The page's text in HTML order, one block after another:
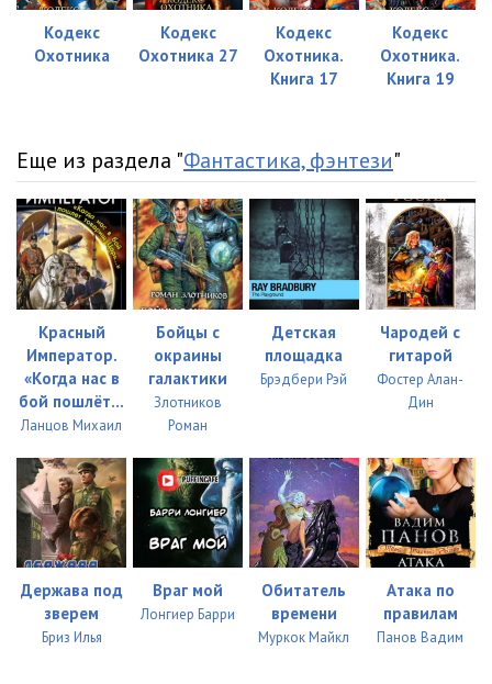
Кодекс
Охотника
Кодекс
Охотника 27
Кодекс
Охотника.
Книга 17
Кодекс
Охотника.
Книга 19
Еще из раздела "Фантастика, фэнтези"
Красный
Император.
«Когда нас в
бой пошлёт...
Ланцов Михаил
Бойцы с
окраины
галактики
Злотников
Роман
Детская
площадка
Брэдбери Рэй
Чародей с
гитарой
Фостер Алан-
Дин
Держава под
зверем
Бриз Илья
Враг мой
Лонгиер Барри
Обитатель
времени
Муркок Майкл
Атака по
правилам
Панов Вадим